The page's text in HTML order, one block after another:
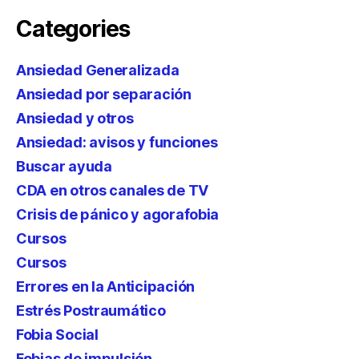
Categories
Ansiedad Generalizada
Ansiedad por separación
Ansiedad y otros
Ansiedad: avisos y funciones
Buscar ayuda
CDA en otros canales de TV
Crisis de pánico y agorafobia
Cursos
Cursos
Errores en la Anticipación
Estrés Postraumático
Fobia Social